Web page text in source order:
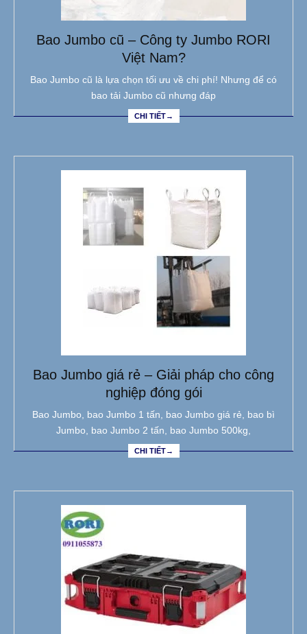
Bao Jumbo cũ – Công ty Jumbo RORI
Việt Nam?
Bao Jumbo cũ là lựa chọn tối ưu về chi phí! Nhưng để có
bao tải Jumbo cũ nhưng đáp
CHI TIẾT→
Bao Jumbo giá rẻ – Giải pháp cho công
nghiệp đóng gói
Bao Jumbo, bao Jumbo 1 tấn, bao Jumbo giá rẻ, bao bì
Jumbo, bao Jumbo 2 tấn, bao Jumbo 500kg,
CHI TIẾT→